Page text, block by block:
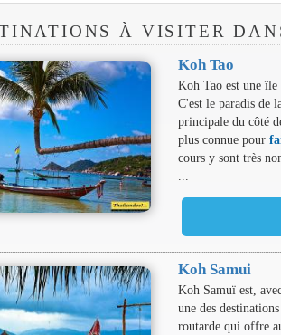
À VISITER
Koh Tao
Koh Tao est une
C'est le paradis de
principale du côté
plus connue pour
cours y sont très
Koh Samui
Koh Samuï est,
une des
routarde qui offre